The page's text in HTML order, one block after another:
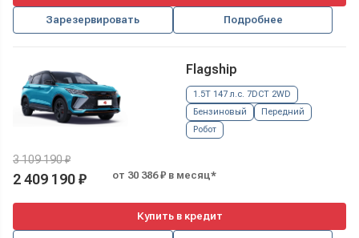
Зарезервировать Подробнее
Flagship
1.5T 147 л.с. 7DCT 2WD
Бензиновый
Передний
Робот
3 109 190 ₽
2 409 190 ₽ от 30 386 ₽ в месяц*
Купить в кредит